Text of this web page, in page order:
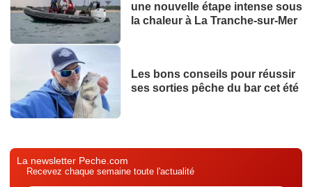
une nouvelle étape intense sous
la chaleur à La Tranche-sur-Mer
Les bons conseils pour réussir
ses sorties pêche du bar cet été
La newsletter Peche.com
Recevez chaque semaine toute l'actualité